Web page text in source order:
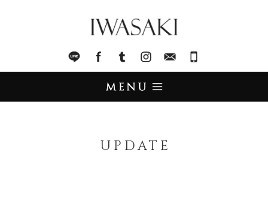
LINE facebook Tumblr InstagramMail
UPDATE